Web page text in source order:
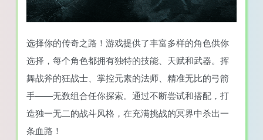
选择你的传奇之路！游戏提供了丰富多样的角色供你
选择，每个角色都拥有独特的技能、天赋和武器。挥
舞战斧的狂战士、掌控元素的法师、精准无比的弓箭
手——无数组合任你探索。通过不断尝试和搭配，打
造独一无二的战斗风格，在充满挑战的冥界中杀出一
条血路！